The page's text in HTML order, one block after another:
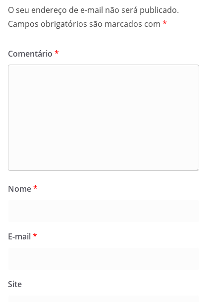
O seu endereço de e-mail não será publicado.
Campos obrigatórios são marcados com *
Comentário *
Nome*
E-mail*
Site